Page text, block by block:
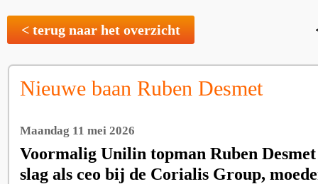
< terug naar het overzicht
Nieuwe baan Ruben Desmet
Maandag 11 mei 2026
Voormalig Unilin topman Ruben
slag als ceo bij de Corialis Group,